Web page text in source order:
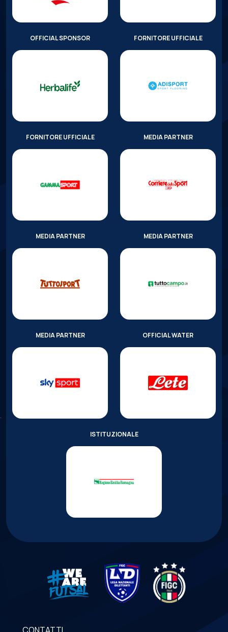
OFFICIAL SPONSOR FORNITORE UFFICIALE
FORNITORE UFFICIALE MEDIA PARTNER
MEDIA PARTNER MEDIA PARTNER
MEDIA PARTNER OFFICIAL WATER
ISTITUZIONALE